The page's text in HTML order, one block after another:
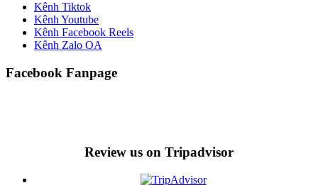
Kênh Tiktok
Kênh Youtube
Kênh Facebook Reels
Kênh Zalo OA
Facebook Fanpage
Review us on Tripadvisor